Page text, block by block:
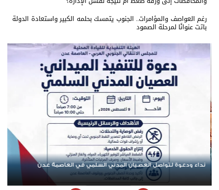
رغم العواصف والمؤامرات.. الجنوب يتمسك بحلمه الكبير واستعادة الدولة
باتت عنوانًا لمرحلة الصمود
تنفيذية انتقالي العاصمة عدن تدعو الجماهير للمشاركة في
التضامنية مع المعتقل البطل معين المقرحي